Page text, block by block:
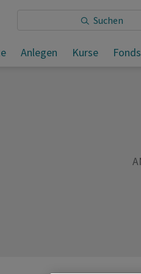
Anlegen Kurse Fonds
Test von Marschflugkörpern